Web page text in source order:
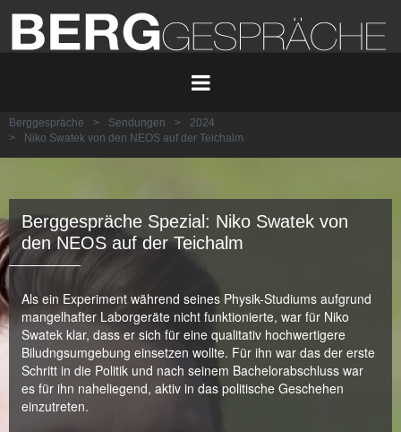
Berggespräche > Sendungen >
2024
>
Niko Swatek von den NEOS auf der Teichalm
Berggespräche Spezial: Niko Swatek von
den NEOS auf der Teichalm
Als ein Experiment während seines Physik-Studiums aufgrund
mangelhafter Laborgeräte nicht funktionierte, war für Niko
Swatek klar, dass er sich für eine qualitativ hochwertigere
Biludngsumgebung einsetzen wollte. Für ihn war das der erste
Schritt in die Politik und nach seinem Bachelorabschluss war
es für ihn naheliegend, aktiv in das politische Geschehen
einzutreten.